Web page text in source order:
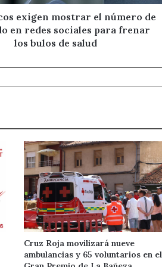
exigen mostrar el número de
en redes sociales para frenar
los bulos de salud
Cruz Roja movilizará nueve
ambulancias y 65 voluntarios en el